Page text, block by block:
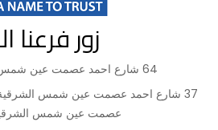
زور فرعنا
64 شارع احمد عصمت عين شمس الشرقية القاهرة
عصمت عين شمس